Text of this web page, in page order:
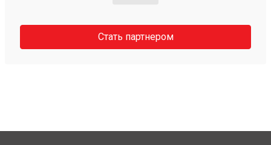
Стать партнером